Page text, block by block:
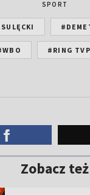
SPORT
#RING
Zobacz też